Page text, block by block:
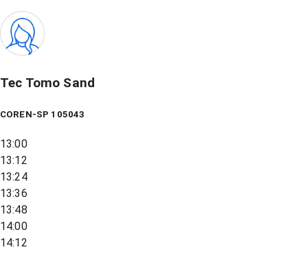
Tec Tomo Sand
COREN-SP 105043
13:00
13:12
13:24
13:36
13:48
14:00
14:12